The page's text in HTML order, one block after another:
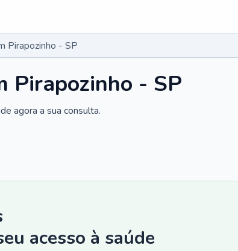
Pirapozinho - SP
Pirapozinho - SP
agora a sua consulta.
acesso à saúde